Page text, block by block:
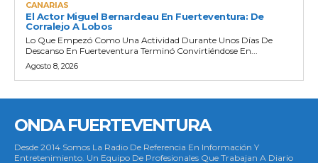
CANARIAS
El Actor Miguel Bernardeau En Fuerteventura: De
Corralejo A Lobos
Lo Que Empezó Como Una Actividad Durante Unos Días De
Descanso En Fuerteventura Terminó Convirtiéndose En...
Agosto 8, 2026
ONDA FUERTEVENTURA
Desde 2014 Somos La Radio De Referencia En Información Y
Entretenimiento. Un Equipo De Profesionales Que Trabajan A Diario